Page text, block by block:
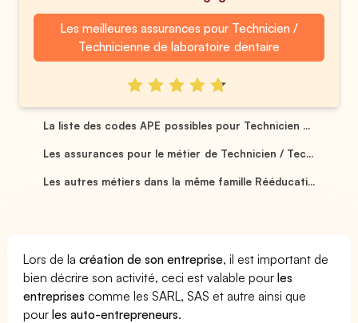
Les meilleures assurances pour Technicien /
Technicienne de laboratoire dentaire
La liste des codes APE possibles pour Technicien ...
Les assurances pour le métier de Technicien / Tec...
Les autres métiers dans la même famille Rééducati...
Lors de lacréation de son entreprise, il est important de
bien décrire son activité, ceci est valable pourles
entreprises comme les SARL, SAS et autre ainsi que
pourles auto-entrepreneurs.